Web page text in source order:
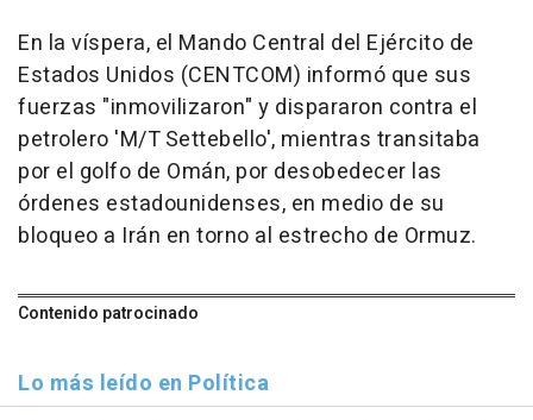
En la víspera, el Mando Central del Ejército de
Estados Unidos (CENTCOM) informó que sus
fuerzas "inmovilizaron" y dispararon contra el
petrolero 'M/T Settebello', mientras transitaba
por el golfo de Omán, por desobedecer las
órdenes estadounidenses, en medio de su
bloqueo a Irán en torno al estrecho de Ormuz.
Contenido patrocinado
Lo más leído en Política